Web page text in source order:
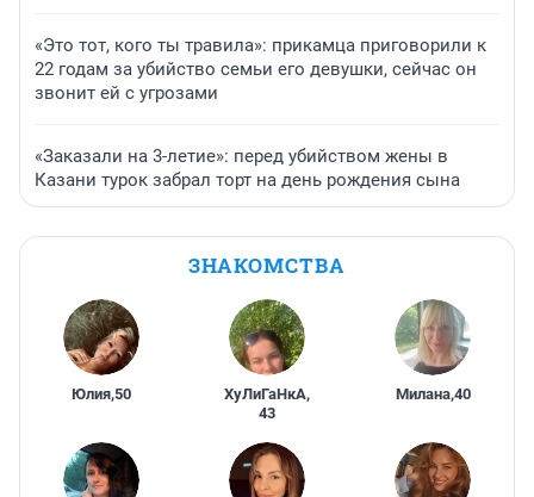
«Это тот, кого ты травила»: прикамца приговорили к
22 годам за убийство семьи его девушки, сейчас он
звонит ей с угрозами
«Заказали на 3-летие»: перед убийством жены в
Казани турок забрал торт на день рождения сына
ЗНАКОМСТВА
Юлия,50 ХуЛиГаНкА,
43
Милана,40